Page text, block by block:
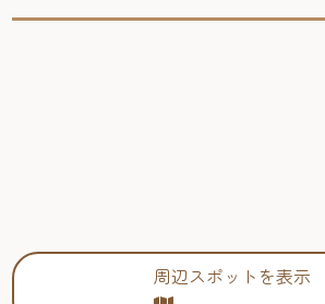
周辺スポットを表示